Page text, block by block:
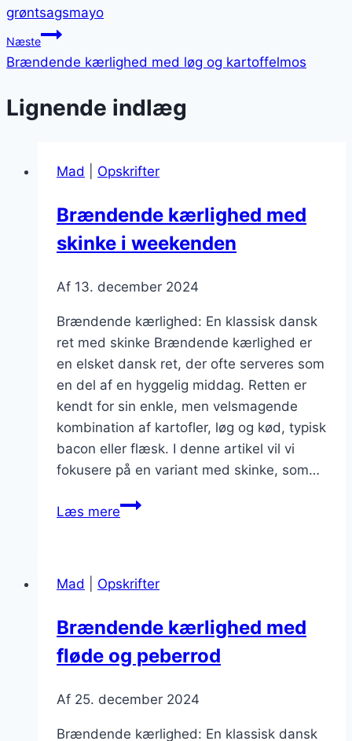
grøntsagsmayo
Næste
Brændende kærlighed med løg og kartoffelmos
Lignende indlæg
Mad Opskrifter
Brændende kærlighed med
skinke i weekenden
Af 13. december 2024
Brændende kærlighed: En klassisk dansk
ret med skinke Brændende kærlighed er
en elsket dansk ret, der ofte serveres som
en del af en hyggelig middag. Retten er
kendt for sin enkle, men velsmagende
kombination af kartofler, løg og kød, typisk
bacon eller flæsk. I denne artikel vil vi
fokusere på en variant med skinke, som…
Læs mereBrændende
i
Mad Opskrifter
Brændende kærlighed med
fløde og peberrod
Af 25. december 2024
Brændende kærlighed: En klassisk dansk